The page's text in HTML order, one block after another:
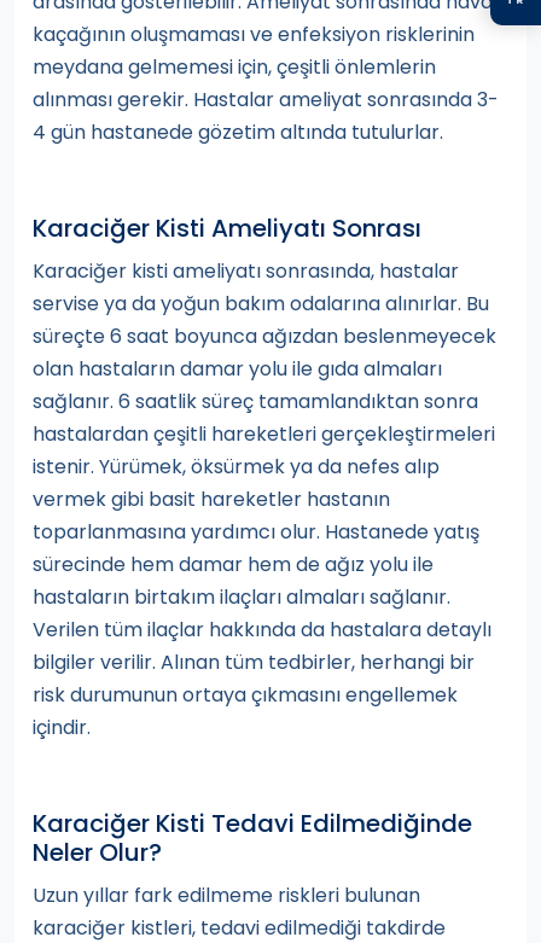
kaçağının oluşmaması ve enfeksiyon risklerinin
meydana gelmemesi için, çeşitli önlemlerin
alınması gerekir. Hastalar ameliyat sonrasında 3-
4 gün hastanede gözetim altında tutulurlar.
Karaciğer Kisti Ameliyatı Sonrası
Karaciğer kisti ameliyatı sonrasında, hastalar
servise ya da yoğun bakım odalarına alınırlar. Bu
süreçte 6 saat boyunca ağızdan beslenmeyecek
olan hastaların damar yolu ile gıda almaları
sağlanır. 6 saatlik süreç tamamlandıktan sonra
hastalardan çeşitli hareketleri gerçekleştirmeleri
istenir. Yürümek, öksürmek ya da nefes alıp
vermek gibi basit hareketler hastanın
toparlanmasına yardımcı olur. Hastanede yatış
sürecinde hem damar hem de ağız yolu ile
hastaların birtakım ilaçları almaları sağlanır.
Verilen tüm ilaçlar hakkında da hastalara detaylı
bilgiler verilir. Alınan tüm tedbirler, herhangi bir
risk durumunun ortaya çıkmasını engellemek
içindir.
Karaciğer Kisti Tedavi Edilmediğinde
Neler Olur?
Uzun yıllar fark edilmeme riskleri bulunan
karaciğer kistleri, tedavi edilmediği takdirde